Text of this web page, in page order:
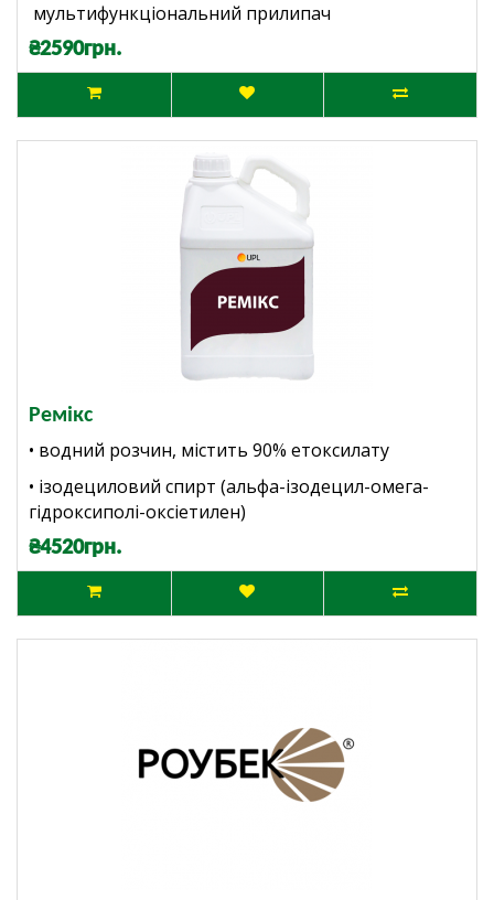
мультифункціональний прилипач
₴2590грн.
Ремікс
• водний розчин, містить 90% етоксилату
• ізодециловий спирт (альфа-ізодецил-омега-
гідроксиполі-оксіетилен)
₴4520грн.